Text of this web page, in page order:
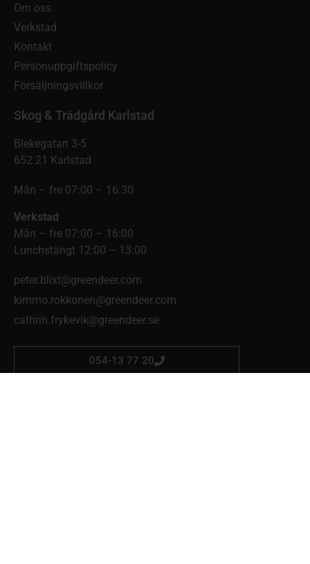
Om oss
Verkstad
Kontakt
Personuppgiftspolicy
Försäljningsvillkor
Skog & Trädgård Karlstad
Blekegatan 3-5
652 21 Karlstad
Mån – fre 07:00 – 16:30
Verkstad
Mån – fre 07:00 – 16:00
Lunchstängt 12:00 – 13:00
peter.blixt@greendeer.com
kimmo.rokkonen@greendeer.com
cathrin.frykevik@greendeer.se
054-13 77 20